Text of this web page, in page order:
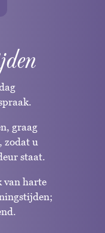
graag
zodat u
staat.
van harte